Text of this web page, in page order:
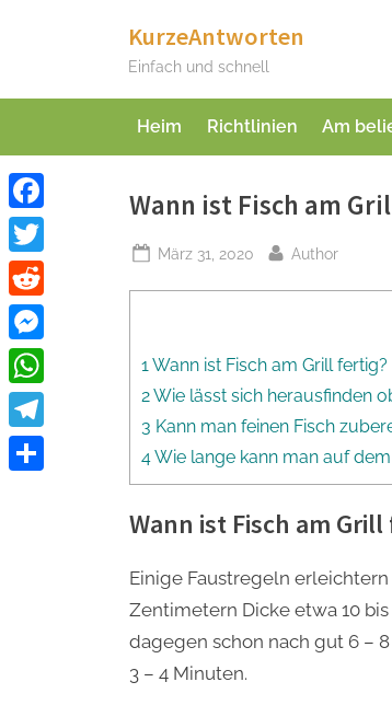
KurzeAntworten
Einfach und schnell
Heim Richtlinien Am
Wann ist Fisch am
Posted
März 31, 2020 By
Author
1 Wann ist Fisch am Grill fertig?
2 Wie lässt sich herausfinden
3 Kann man feinen Fisch
4 Wie lange kann man auf dem
Wann ist Fisch am
Einige Faustregeln
Zentimetern Dicke etwa 10
dagegen schon nach gut 6 –
3 – 4 Minuten.
Facebook
Twitter
Reddit
Messenger
WhatsApp
Telegram